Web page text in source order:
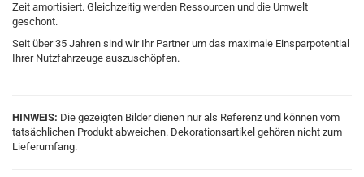
Zeit amortisiert. Gleichzeitig werden Ressourcen und die Umwelt
geschont.
Seit über 35 Jahren sind wir Ihr Partner um das maximale Einsparpotential
Ihrer Nutzfahrzeuge auszuschöpfen.
HINWEIS: Die gezeigten Bilder dienen nur als Referenz und können vom
tatsächlichen Produkt abweichen. Dekorationsartikel gehören nicht zum
Lieferumfang.